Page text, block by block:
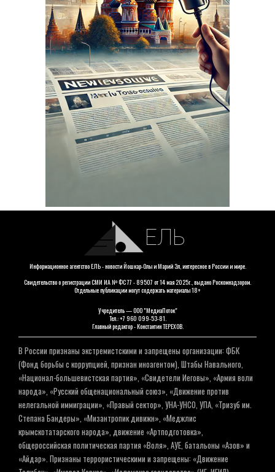
ЕЛЬ
Информационное агентство ЕЛЬ - новости Йошкар-Олы и Марий Эл, интересное в России и мире.
Свидетельство о регистрации СМИ ИА № ФС 77 - 89507 от 14 мая 2025г., выдано Роскомнадзором.
Отдельные публикации могут содержать материалы 18+
Учредитель — ООО "МедиаПоток"
Тел.: +7 960 099-53-81.
Главный редактор - Константин ТЕРЕХОВ.
В России признаны экстремистскими и запрещены организации: ФБК
(Фонд борьбы с коррупцией, признан иноагентом), Штабы Навального,
«Национал-большевистская партия», «Свидетели Иеговы», «Армия воли
народа», «Русский общенациональный союз», «Движение против
нелегальной иммиграции», «Правый сектор», УНА-УНСО, УПА, «Тризуб им.
Степана Бандеры», «Мизантропик дивижн», «Меджлис
крымскотатарского народа», движение «Артподготовка»,
общероссийская политическая партия «Воля», АУЕ, батальоны «Азов» и
«Айдар». Признаны террористическими и запрещены: «Движение